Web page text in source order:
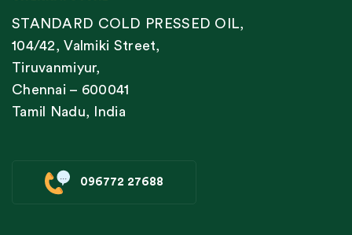
STANDARD COLD PRESSED OIL,
104/42, Valmiki Street,
Tiruvanmiyur,
Chennai – 600041
Tamil Nadu, India
096772 27688